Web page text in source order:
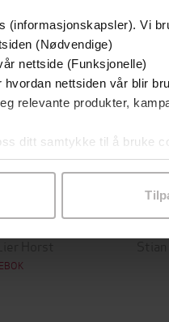
(informasjonskapsler). Vi
(Nødvendige)
nettside (Funksjonelle)
nettsiden vår blir
relevante produkter,
ditt samtykke til å bruke
å klikke på «Tilpass».
EBOK